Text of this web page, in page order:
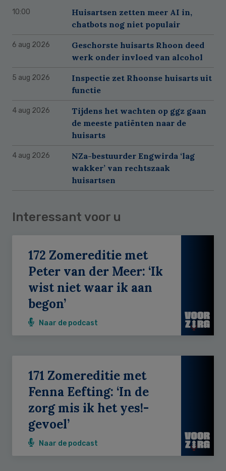
10:00
Huisartsen zetten meer AI in,
chatbots nog niet populair
6 aug 2026
Geschorste huisarts Rhoon deed
werk onder invloed van alcohol
5 aug 2026
Inspectie zet Rhoonse huisarts uit
functie
4 aug 2026
Tijdens het wachten op ggz gaan
de meeste patiënten naar de
huisarts
4 aug 2026
NZa-bestuurder Engwirda ‘lag
wakker’ van rechtszaak
huisartsen
Interessant voor u
172 Zomereditie met
Peter van der Meer: ‘Ik
wist niet waar ik aan
begon’
Naar de podcast
171 Zomereditie met
Fenna Eefting: ‘In de
zorg mis ik het yes!-
gevoel’
Naar de podcast